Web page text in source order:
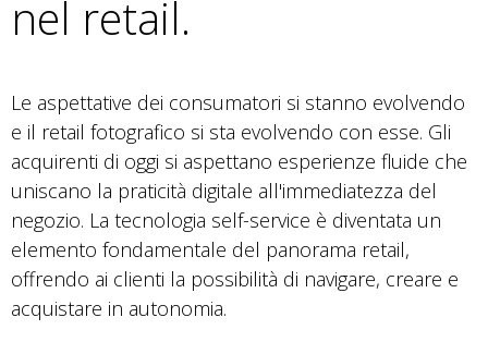
nel retail.
Le aspettative dei consumatori si stanno evolvendo
e il retail fotografico si sta evolvendo con esse. Gli
acquirenti di oggi si aspettano esperienze fluide che
uniscano la praticità digitale all'immediatezza del
negozio. La tecnologia self-service è diventata un
elemento fondamentale del panorama retail,
offrendo ai clienti la possibilità di navigare, creare e
acquistare in autonomia.